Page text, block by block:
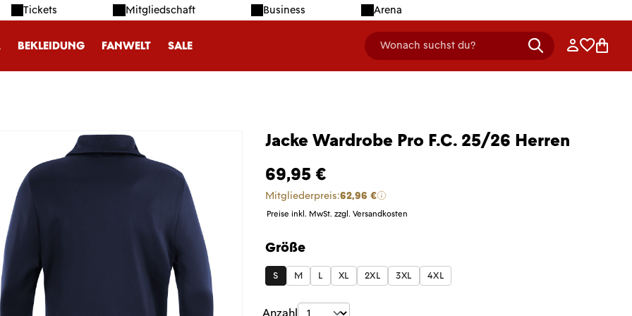
Tickets Mitgliedschaft Business Arena
BEKLEIDUNG FANWELT SALE Wonach suchst du?
header.searchDescription Anmelden
Jacke Wardrobe Pro F.C. 25/26 Herren
69,95 €
Mitgliederpreis:62,96 €
Preise inkl. MwSt. zzgl. Versandkosten
Größe
auswählen
S M L XL 2XL 3XL 4XL
Anzahl